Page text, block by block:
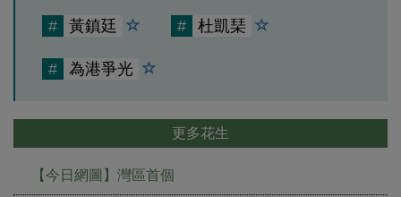
# 黃鎮廷 # 杜凱琹
# 為港爭光
更多花生
【今日網圖】灣區首個